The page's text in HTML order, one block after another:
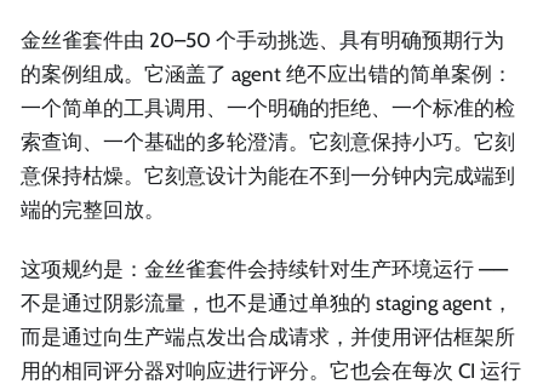
金丝雀套件由 20–50 个手动挑选、具有明确预期行为
的案例组成。它涵盖了 agent 绝不应出错的简单案例：
一个简单的工具调用、一个明确的拒绝、一个标准的检
索查询、一个基础的多轮澄清。它刻意保持小巧。它刻
意保持枯燥。它刻意设计为能在不到一分钟内完成端到
端的完整回放。
这项规约是：金丝雀套件会持续针对生产环境运行 ——
不是通过阴影流量，也不是通过单独的 staging agent，
而是通过向生产端点发出合成请求，并使用评估框架所
用的相同评分器对响应进行评分。它也会在每次 CI 运行